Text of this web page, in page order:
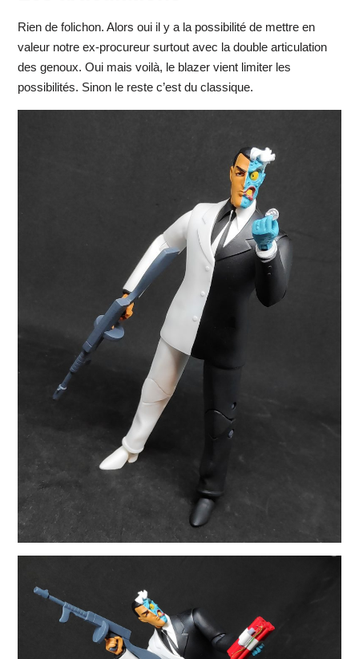
Rien de folichon. Alors oui il y a la possibilité de mettre en
valeur notre ex-procureur surtout avec la double articulation
des genoux. Oui mais voilà, le blazer vient limiter les
possibilités. Sinon le reste c’est du classique.